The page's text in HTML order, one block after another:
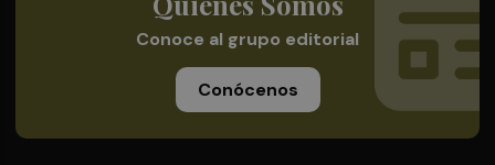
Conoce al grupo editorial
Conócenos